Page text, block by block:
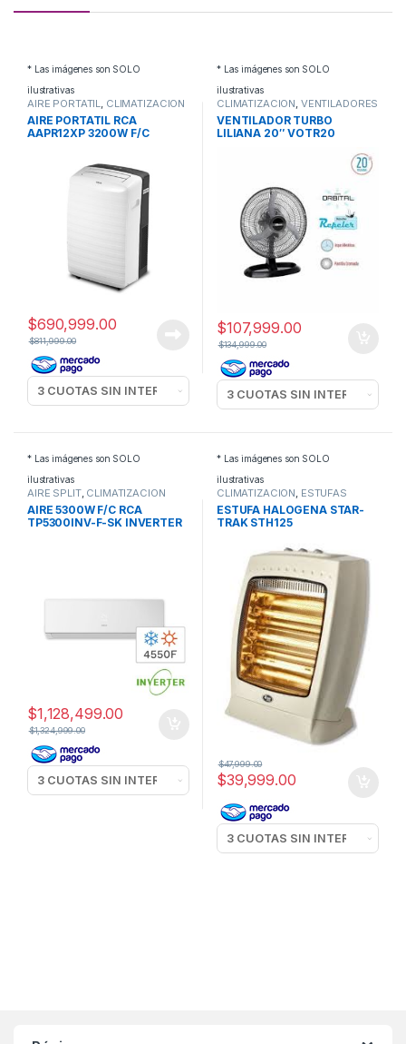
* Las imágenes son SOLO
ilustrativas
AIRE PORTATIL, CLIMATIZACION
AIRE PORTATIL RCA
AAPR12XP 3200W F/C
$690,999.00
$811,999.00
* Las imágenes son SOLO
ilustrativas
CLIMATIZACION, VENTILADORES
TURBO
VENTILADOR TURBO
LILIANA 20″ VOTR20
$107,999.00
$134,999.00
* Las imágenes son SOLO
ilustrativas
AIRE SPLIT, CLIMATIZACION
AIRE 5300W F/C RCA
TP5300INV-F-SK INVERTER
$1,128,499.00
$1,324,999.00
* Las imágenes son SOLO
ilustrativas
CLIMATIZACION, ESTUFAS
ELECTRICAS
ESTUFA HALOGENA STAR-
TRAK STH125
$39,999.00
$47,999.00